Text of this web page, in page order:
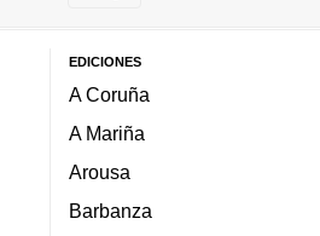
EDICIONES
A Coruña
A Mariña
Arousa
Barbanza